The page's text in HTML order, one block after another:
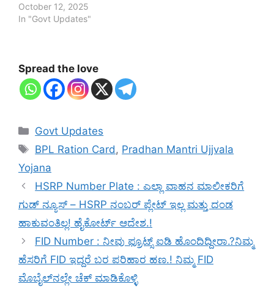
October 12, 2025
In "Govt Updates"
Spread the love
Categories
Govt Updates
Tags
BPL Ration Card , Pradhan Mantri Ujjvala
Yojana
HSRP Number Plate : ಎಲ್ಲಾ ವಾಹನ ಮಾಲೀಕರಿಗೆ
ಗುಡ್ ನ್ಯೂಸ್ – HSRP ನಂಬರ್ ಪ್ಲೇಟ್ ಇಲ್ಲ ಮತ್ತು ದಂಡ
ಹಾಕುವಂತಿಲ್ಲ! ಹೈಕೋರ್ಟ್ ಆದೇಶ.!
FID Number : ನೀವು ಫ್ರೂಟ್ಸ್ ಐಡಿ ಹೊಂದಿದ್ದೀರಾ.?ನಿಮ್ಮ
ಹೆಸರಿಗೆ FID ಇದ್ದರೆ ಬರ ಪರಿಹಾರ ಹಣ.! ನಿಮ್ಮ FID
ಮೊಬೈಲ್‌ನಲ್ಲೇ ಚೆಕ್ ಮಾಡಿಕೊಳ್ಳಿ